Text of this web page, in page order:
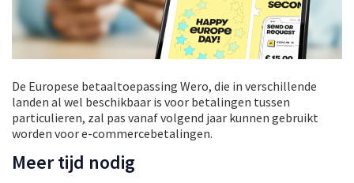
De Europese betaaltoepassing Wero, die in verschillende
landen al wel beschikbaar is voor betalingen tussen
particulieren, zal pas vanaf volgend jaar kunnen gebruikt
worden voor e-commercebetalingen.
Meer tijd nodig